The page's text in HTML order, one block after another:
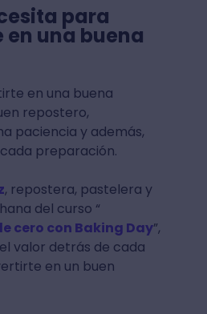
para
una buena
en una buena
repostero,
paciencia y además,
preparación.
, repostera, pastelera y
del curso “
cero con Baking Day”,
valor detrás de cada
en un buen